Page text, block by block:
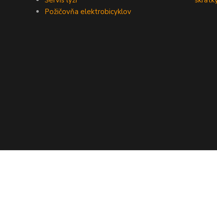
Požičovňa elektrobicyklov